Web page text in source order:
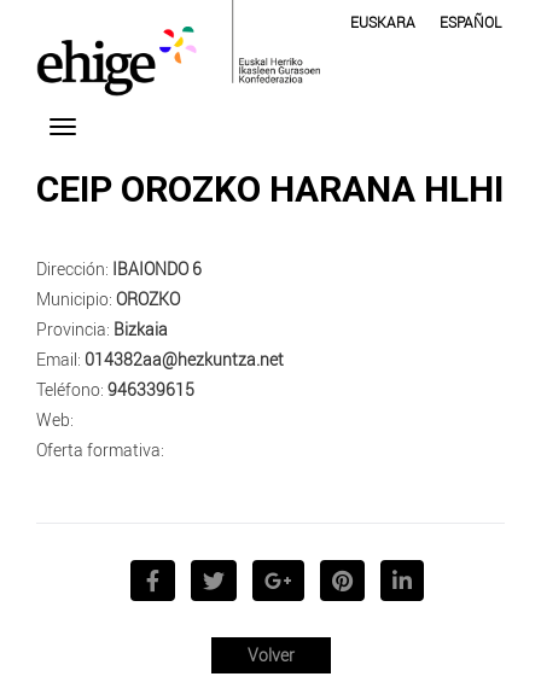
EUSKARA ESPAÑOL
CEIP OROZKO HARANA HLHI
Dirección: IBAIONDO 6
Municipio: OROZKO
Provincia: Bizkaia
Email: 014382aa@hezkuntza.net
Teléfono: 946339615
Web:
Oferta formativa:
Volver